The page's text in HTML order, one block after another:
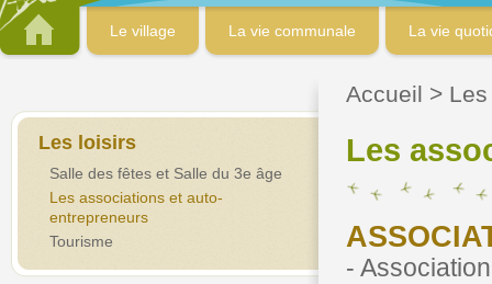
Le village La vie communale La vie
Les loisirs
Salle des fêtes et Salle du 3e âge
Les associations et auto-
entrepreneurs
Tourisme
Accueil >
Les
-